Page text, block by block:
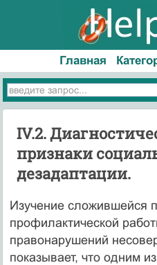
Главная
IV.2.
признаки
дезадаптации.
Изучение сложившейся
профилактической
правонарушений
показывает, что одним